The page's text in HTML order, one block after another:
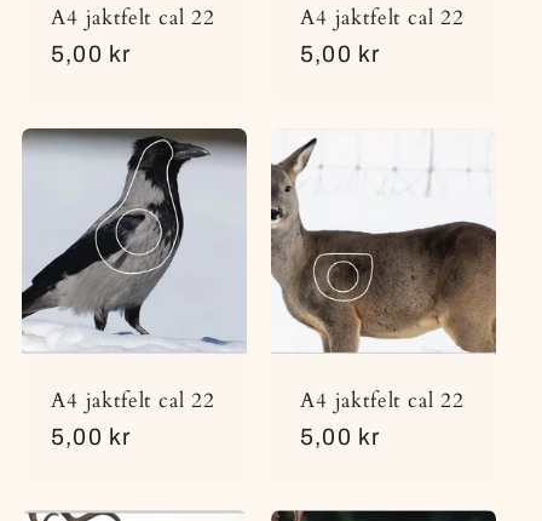
A4 jaktfelt cal 22
Vanlig
5,00 kr
A4 jaktfelt cal 22
Vanlig
5,00 kr
A4 jaktfelt cal 22
Vanlig
5,00 kr
A4 jaktfelt cal 22
Vanlig
5,00 kr